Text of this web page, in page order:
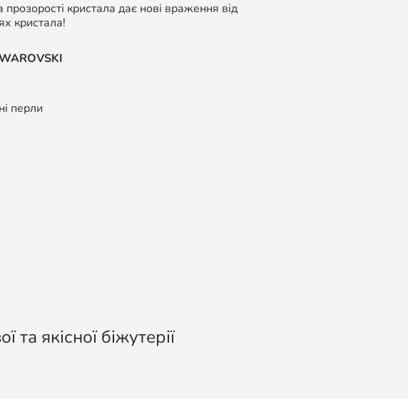
кристала дає нові враження від
кристала!
перли
якісної біжутерії